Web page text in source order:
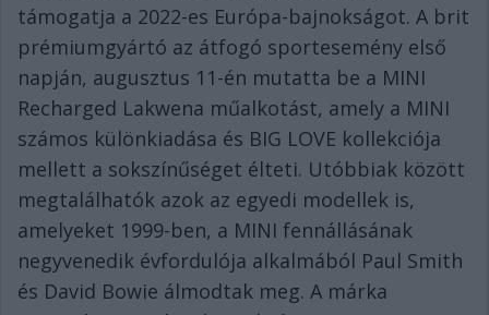
támogatja a 2022-es Európa-bajnokságot. A brit
prémiumgyártó az átfogó sportesemény első
napján, augusztus 11-én mutatta be a MINI
Recharged Lakwena műalkotást, amely a MINI
számos különkiadása és BIG LOVE kollekciója
mellett a sokszínűséget élteti. Utóbbiak között
megtalálhatók azok az egyedi modellek is,
amelyeket 1999-ben, a MINI fennállásának
negyvenedik évfordulója alkalmából Paul Smith
és David Bowie álmodtak meg. A márka